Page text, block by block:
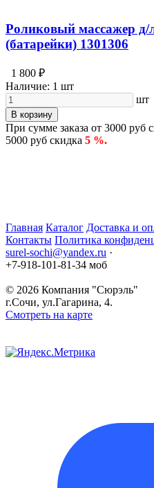
Роликовый массажер д/
(батарейки) 1301306
1 800 ₽
Наличие: 1 шт
шт
В корзину
При сумме заказа от 3000 руб
5000 руб скидка 5 %.
Главная Каталог Доставка и
Контакты Политика
surel-sochi@yandex.ru ·
+7-918-101-81-34 моб
© 2026 Компания "Сюрэль"
г.Сочи, ул.Гагарина, 4.
Смотреть на карте